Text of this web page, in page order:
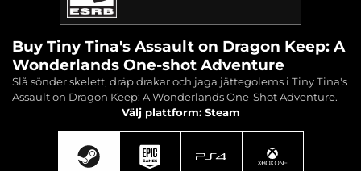
Buy Tiny Tina's Assault on Dragon Keep: A
Wonderlands One-shot Adventure
Slå sönder skelett, dräp drakar och jaga jättegolems i Tiny Tina's
Assault on Dragon Keep: A Wonderlands One-Shot Adventure.
Välj plattform: Steam